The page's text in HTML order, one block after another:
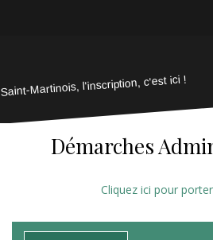
Saint-Martinois, l'inscription, c'est ici !
Démarches
Cliquez ici pour